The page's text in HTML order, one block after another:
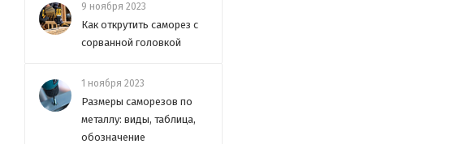
9 ноября 2023
Как открутить саморез с
сорванной головкой
1 ноября 2023
Размеры саморезов по
металлу: виды, таблица,
обозначение